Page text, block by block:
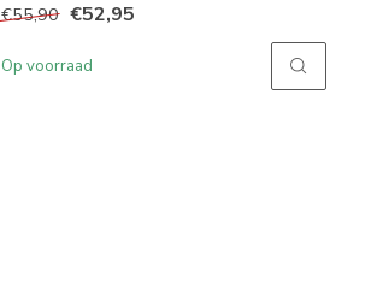
€55,90 €52,95
Op voorraad